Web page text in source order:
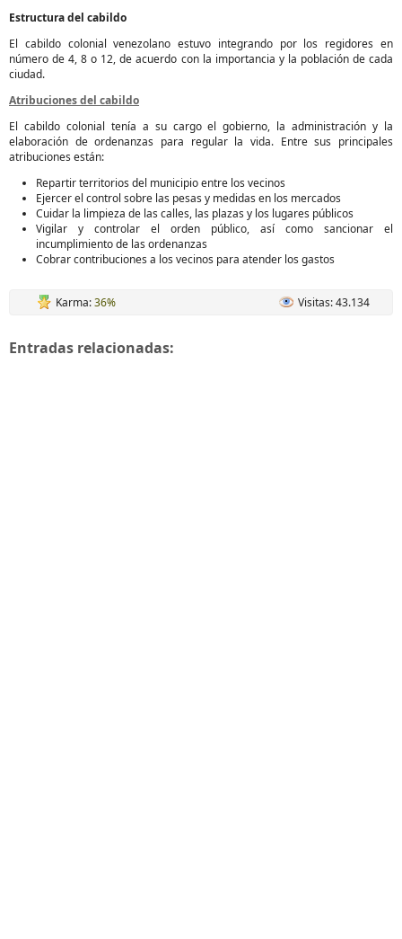
Estructura del cabildo
El cabildo colonial venezolano estuvo integrando por los regidores en
número de 4, 8 o 12, de acuerdo con la importancia y la población de cada
ciudad.
Atribuciones del cabildo
El cabildo colonial tenía a su cargo el gobierno, la administración y la
elaboración de ordenanzas para regular la vida. Entre sus principales
atribuciones están:
Repartir territorios del municipio entre los vecinos
Ejercer el control sobre las pesas y medidas en los mercados
Cuidar la limpieza de las calles, las plazas y los lugares públicos
Vigilar y controlar el orden público, así como sancionar el
incumplimiento de las ordenanzas
Cobrar contribuciones a los vecinos para atender los gastos
Karma:36% Visitas: 43.134
Entradas relacionadas: